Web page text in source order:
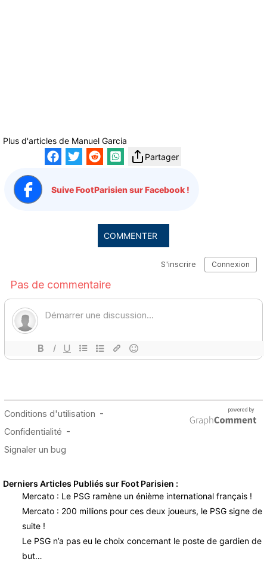
Plus d'articles de Manuel Garcia
Partager
Suive FootParisien sur Facebook !
COMMENTER
Derniers Articles Publiés sur Foot Parisien :
Mercato : Le PSG ramène un énième international français !
Mercato : 200 millions pour ces deux joueurs, le PSG signe de
suite !
Le PSG n’a pas eu le choix concernant le poste de gardien de
but…